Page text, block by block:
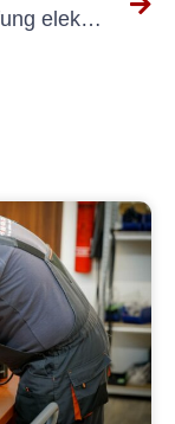
UVV-Prüfung elektrischer Geräte: Warum sie für die Sicherheit am Arbeitsplatz unerlässlich ist